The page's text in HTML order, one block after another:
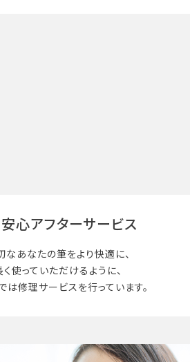
安心アフターサービス
なあなたの筆をより快適に、
く使って いただけるように、
は修理サービスを行っています。